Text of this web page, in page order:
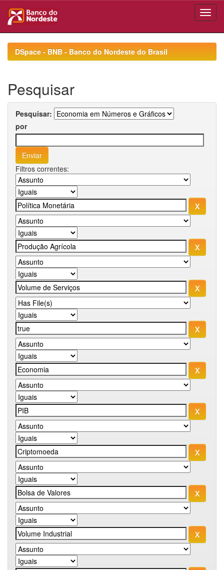
navigationDSpace - BNB - Banco do Nordeste do Brasil
Pesquisar
Pesquisar:
por
Filtros correntes: